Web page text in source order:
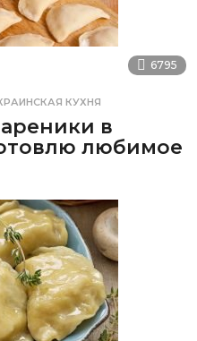
6795
КУХНЯ
в
любимое